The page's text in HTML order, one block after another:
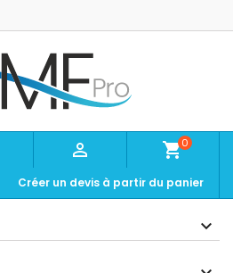
 shopping_cart0
Créer un devis à partir du panier